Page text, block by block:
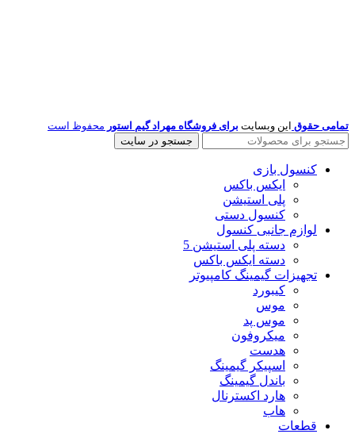
تمامی حقوق این وبسایت برای فروشگاه مهراد گیم استور محفوظ است
جستجو در سایت
کنسول بازی
ایکس باکس
پلی استیشن
کنسول دستی
لوازم جانبی کنسول
دسته پلی استیشن 5
دسته ایکس باکس
تجهیزات گیمینگ کامپیوتر
کیبورد
موس
موس پد
میکروفون
هدست
اسپیکر گیمینگ
باندل گیمینگ
هارد اکسترنال
هاب
قطعات